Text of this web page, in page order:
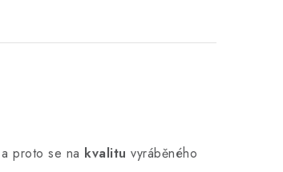
a proto se na kvalitu vyráběného